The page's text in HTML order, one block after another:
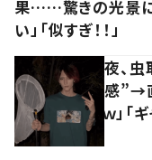
果……驚きの光景に
い」「似すぎ！！」
夜、
感”→
ｗ」「